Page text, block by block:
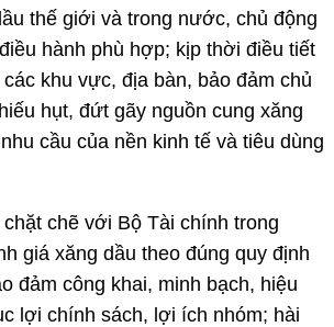
thế giới và trong nước, chủ động
hành phù hợp; kịp thời điều tiết
khu vực, địa bàn, bảo đảm chủ
hụt, đứt gãy nguồn cung xăng
cầu của nền kinh tế và tiêu dùng
chẽ với Bộ Tài chính trong
giá xăng dầu theo đúng quy định
đảm công khai, minh bạch, hiệu
lợi chính sách, lợi ích nhóm; hài